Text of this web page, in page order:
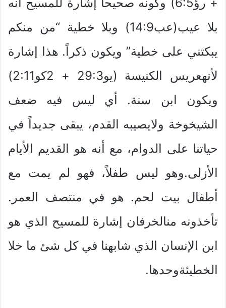
بلا عيب(عب14:9) وبلا خطية “من منكم
يبكتني على خطية” ويكون ذكراً. هذا إشارة
لأنهعريس الكنيسة (يو29:3 + 2كو2:11)
ويكون ابن سنة. أي ليس فيه ضعف
الشيخوخة ولايصيبه القدم، يبقى جديداً في
حياتنا على الدوام، مع أنه هو القديم الأيام
الأزلى.وهو ليس طفلاً، فهو لم يمت مع
أطفال بيت لحم. هو في منتصف العمر.
تأخذونه منالخرفان إشارة للمسيح الذي هو
ابن الإنسان الذي شابهنا في كل شئ ما خلا
الخطيئةوحدها.